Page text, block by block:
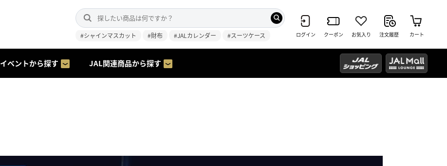
#シャインマスカット #財布 #JALカレンダー #スーツケース ログイン クーポン お気入り 注文履歴 カート
イベントから探す JAL関連商品から探す